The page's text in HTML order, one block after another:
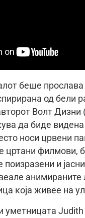
беше
од
Волт
да биде
носи црвени
цртани филмови,
и
анимираните
која живее на